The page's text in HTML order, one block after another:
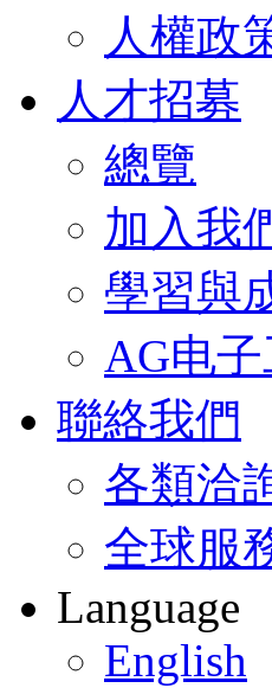
人權政
人才招募
總覽
加入我
學習與
AG电
聯絡我們
各類洽
全球服
Language
English